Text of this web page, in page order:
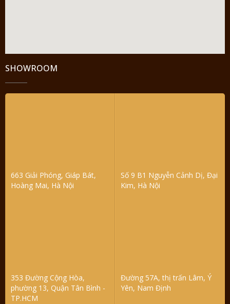
SHOWROOM
663 Giải Phóng, Giáp Bát,
Hoàng Mai, Hà Nội
Số 9 B1 Nguyễn Cảnh Dị, Đại
Kim, Hà Nội
353 Đường Cộng Hòa,
phường 13, Quận Tân Bình -
TP.HCM
Đường 57A, thị trấn Lâm, Ý
Yên, Nam Định